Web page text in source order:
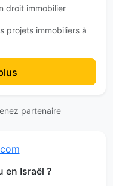
droit immobilier
projets immobiliers à
partenaire
en Israël ?